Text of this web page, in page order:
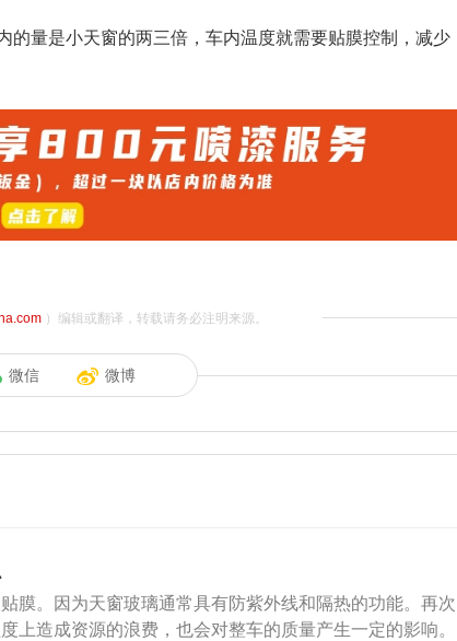
的量是小天窗的两三倍，车内温度就需要贴膜控制，减少
）编辑或翻译，转载请务必注明来源。
微信 微博
膜。因为天窗玻璃通常具有防紫外线和隔热的功能。再次
上造成资源的浪费，也会对整车的质量产生一定的影响。